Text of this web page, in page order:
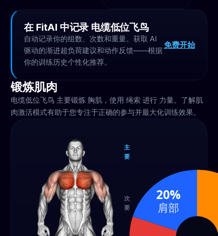
在 FitAI 中记录 电缆低位飞鸟
自动记录你的组数、次数和重量。获取 AI
驱动的渐进超负荷建议和动作反馈——根据
你的训练历史个性化推荐。
免费开始
锻炼肌肉
电缆低位飞鸟 主要锻炼 胸肌，使用 绳索 进行 力量。了解肌
肉激活模式有助于您专注于正确的参与并最大化训练效果。
主
要
60%
次
要
头肌
20%
肩部